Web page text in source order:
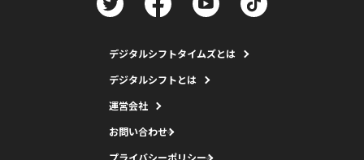
デジタルシフトタイムズとは
デジタルシフトとは
運営会社
お問い合わせ